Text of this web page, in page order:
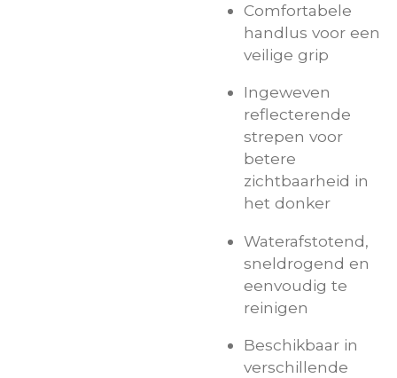
Comfortabele
handlus voor een
veilige grip
Ingeweven
reflecterende
strepen voor
betere
zichtbaarheid in
het donker
Waterafstotend,
sneldrogend en
eenvoudig te
reinigen
Beschikbaar in
verschillende